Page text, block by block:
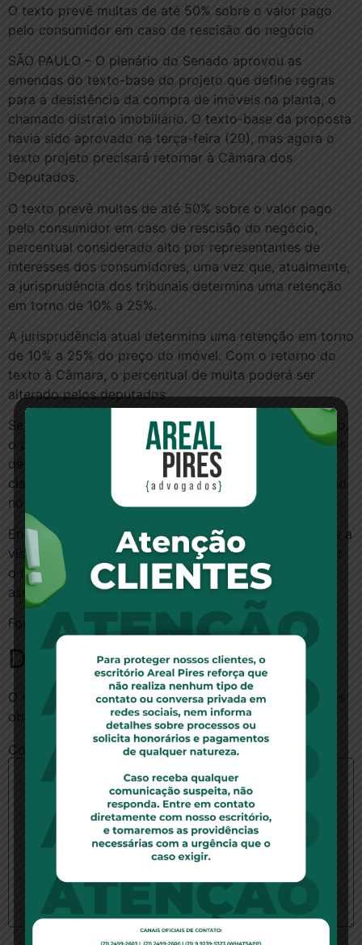
O texto prevê multas de até 50% sobre o valor pago
pelo consumidor em caso de rescisão do negócio
SÃO PAULO – O plenário do Senado aprovou as
emendas do texto-base do projeto que define regras
para a desistência da compra de imóveis na planta, o
chamado distrato imobiliário. O texto-base da proposta
havia sido aprovado na terça-feira (20), mas agora o
texto projeto precisará retornar à Câmara dos
Deputados.
O texto prevê multas de até 50% sobre o valor pago
pelo consumidor em caso de rescisão do negócio,
percentual considerado alto por representantes de
interesses dos consumidores, uma vez que, atualmente,
a jurisprudência dos tribunais determina uma retenção
em torno de 10% a 25%.
A jurisprudência atual determina uma retenção em torno
de 10% a 25% do preço do imóvel. Com o retorno do
texto à Câmara, o percentual de multa poderá ser
alterado pelos deputados
Se os destaques tivessem sido rejeitados pelo plenário,
o projeto seguiria já para sanção presidencial. Entre os
destaques aprovados, estão emendas que dão maior
clareza aos contratos e algumas correções de redação
no texto.
Entre os parlamentares que apoiam a proposta, existe a
visão de que o distrato pode contribuir para destravar
o mercado imobiliário, em crise nos últimos anos e,
assim, melhorar o ambiente econômico do País.
Fonte: InfoMoney
Deixe um comentário
O seu endereço de e-mail não será publicado.
obrigatórios são marcados com *
Comentário